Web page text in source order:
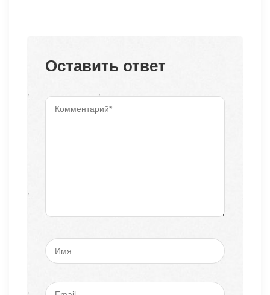
Оставить ответ